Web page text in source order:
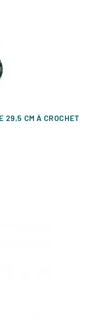
29,5 CM À CROCHET